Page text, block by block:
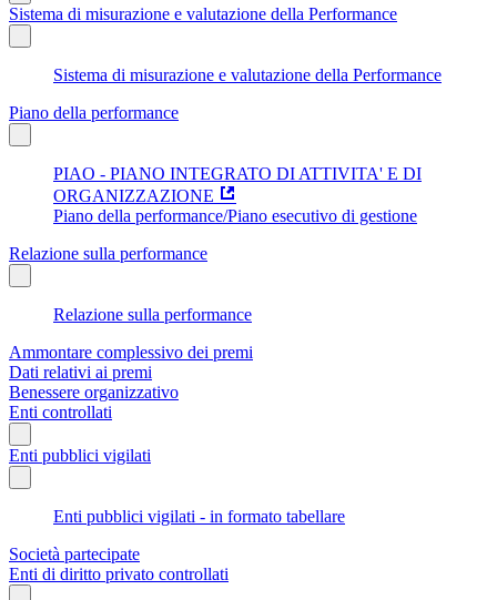
Sistema di misurazione e valutazione della Performance
Sistema di misurazione e valutazione della Performance
Piano della performance
PIAO - PIANO INTEGRATO DI ATTIVITA' E DI
ORGANIZZAZIONE
Piano della performance/Piano esecutivo di gestione
Relazione sulla performance
Relazione sulla performance
Ammontare complessivo dei premi
Dati relativi ai premi
Benessere organizzativo
Enti controllati
Enti pubblici vigilati
Enti pubblici vigilati - in formato tabellare
Società partecipate
Enti di diritto privato controllati